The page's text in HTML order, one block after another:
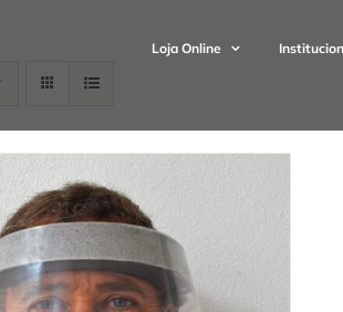
Loja Online